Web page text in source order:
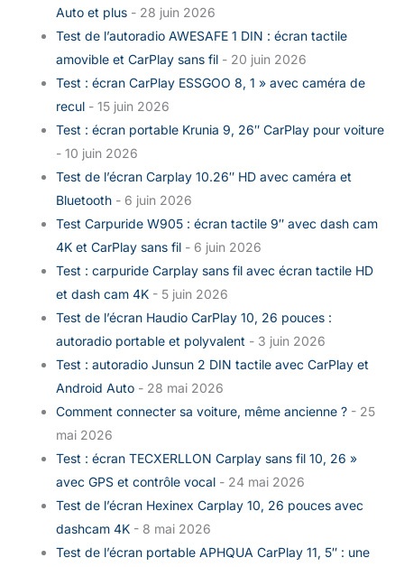
Auto et plus - 28 juin 2026
Test de l’autoradio AWESAFE 1 DIN : écran tactile
amovible et CarPlay sans fil - 20 juin 2026
Test : écran CarPlay ESSGOO 8, 1 » avec caméra de
recul - 15 juin 2026
Test : écran portable Krunia 9, 26″ CarPlay pour voiture
- 10 juin 2026
Test de l’écran Carplay 10.26″ HD avec caméra et
Bluetooth - 6 juin 2026
Test Carpuride W905 : écran tactile 9″ avec dash cam
4K et CarPlay sans fil - 6 juin 2026
Test : carpuride Carplay sans fil avec écran tactile HD
et dash cam 4K - 5 juin 2026
Test de l’écran Haudio CarPlay 10, 26 pouces :
autoradio portable et polyvalent - 3 juin 2026
Test : autoradio Junsun 2 DIN tactile avec CarPlay et
Android Auto - 28 mai 2026
Comment connecter sa voiture, même ancienne ? - 25
mai 2026
Test : écran TECXERLLON Carplay sans fil 10, 26 »
avec GPS et contrôle vocal - 24 mai 2026
Test de l’écran Hexinex Carplay 10, 26 pouces avec
dashcam 4K - 8 mai 2026
Test de l’écran portable APHQUA CarPlay 11, 5″ : une